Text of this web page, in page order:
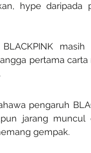
hype daripada
masih
pertama carta
pengaruh
jarang muncul
gempak.